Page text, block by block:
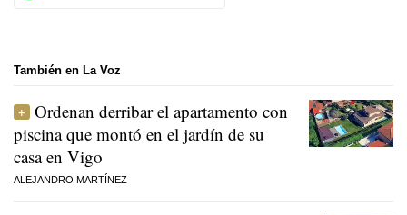
También en La Voz
Ordenan derribar el apartamento con
piscina que montó en el jardín de su
casa en Vigo
ALEJANDRO MARTÍNEZ